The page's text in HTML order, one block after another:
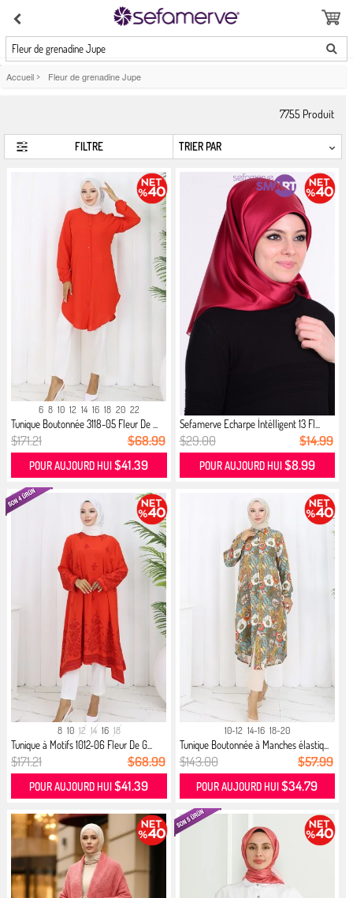
Fleur de grenadine Jupe
Accueil > Fleur de grenadine Jupe
7755 Produit
FILTRE
6 8 10 12 14 16 18 20 22
Tunique Boutonnée 3118-05 Fleur De ...
$171.21 $68.99
POUR AUJOURD HUI$41.39
Sefamerve Echarpe İntélligent 13 Fl...
$29.00 $14.99
POUR AUJOURD HUI $8.99
8 10 12 14 16 18
Tunique à Motifs 1012-06 Fleur De G...
$171.21 $68.99
POUR AUJOURD HUI$41.39
10-12 14-16 18-20
Tunique Boutonnée à Manches élastiq...
$143.00 $57.99
POUR AUJOURD HUI$34.79